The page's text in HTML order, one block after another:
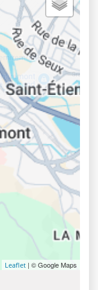
Leaflet | © Google Maps